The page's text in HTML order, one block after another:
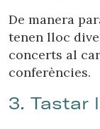
De manera
tenen lloc
concerts al
conferències.
3. Tastar